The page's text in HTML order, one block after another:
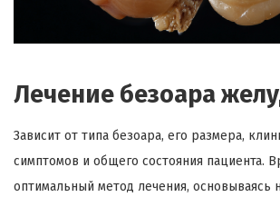
Лечение безоара
Зависит от типа безоара, его размера,
симптомов и общего состояния пациента.
оптимальный метод лечения, основываясь